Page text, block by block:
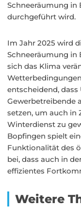
Schneeräumung in
durchgeführt wird.
Im Jahr 2025 wird
Schneeräumung in
sich das Klima
entscheidend,
Gewerbetreibende
setzen, um auch in
Winterdienst zu
Bopfingen spielt
Funktionalität des
bei, dass auch in
effizientes
Weitere